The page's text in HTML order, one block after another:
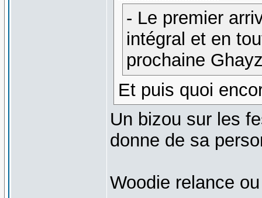
- Le premier
intégral et en
prochaine
Et puis quoi
Un bizou sur les
donne de sa
Woodie relance